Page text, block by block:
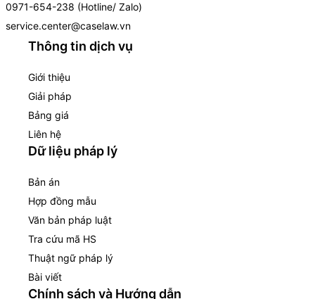
0971-654-238 (Hotline/ Zalo)
service.center@caselaw.vn
Thông tin dịch vụ
Giới thiệu
Giải pháp
Bảng giá
Liên hệ
Dữ liệu pháp lý
Bản án
Hợp đồng mẫu
Văn bản pháp luật
Tra cứu mã HS
Thuật ngữ pháp lý
Bài viết
Chính sách và Hướng dẫn